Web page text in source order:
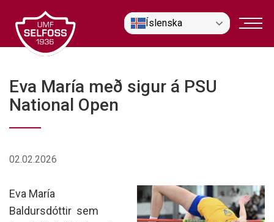
efni
Íslenska
Eva María með sigur á PSU
National Open
02.02.2026
Eva María
Baldursdóttir sem